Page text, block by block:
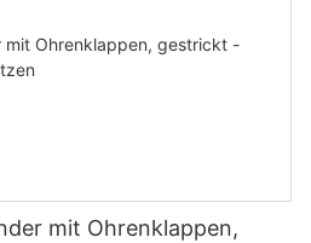
mit Ohrenklappen,